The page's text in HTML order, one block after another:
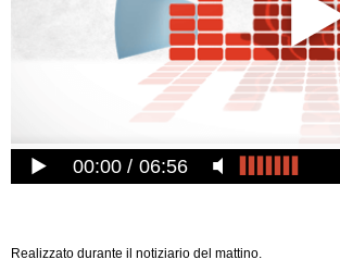
00:00 06:56
Realizzato durante il notiziario del mattino.